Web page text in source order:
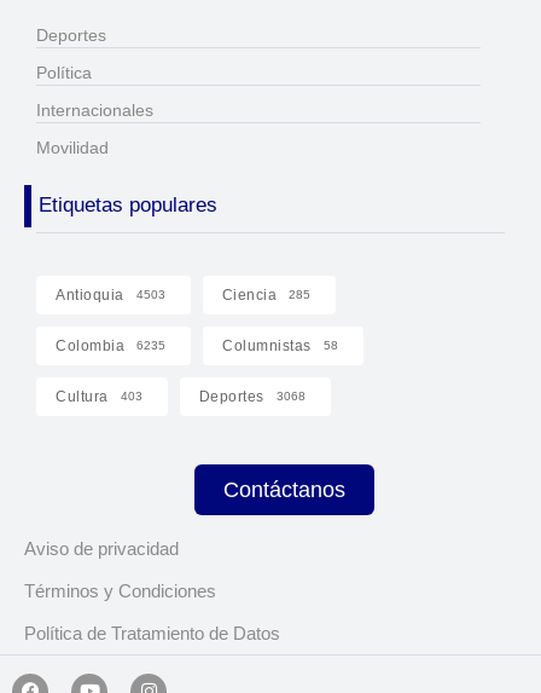
Deportes
Política
Internacionales
Movilidad
Etiquetas populares
Antioquia 4503 Ciencia 285
Colombia 6235 Columnistas 58
Cultura 403 Deportes 3068
Contáctanos
Aviso de privacidad
Términos y Condiciones
Política de Tratamiento de Datos